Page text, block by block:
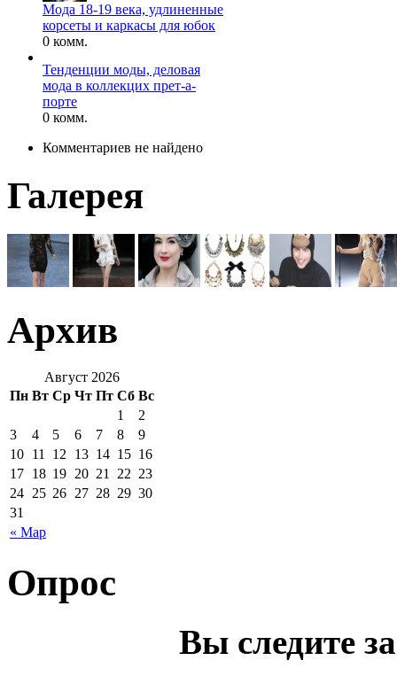
Мода 18-19 века, удлиненные
корсеты и каркасы для юбок
0 комм.
Тенденции моды, деловая
мода в коллекцих прет-а-
порте
0 комм.
Комментариев не найдено
Галерея
Архив
Август 2026
Пн Вт Ср Чт Пт Сб Вс
« Мар
1
2
3
4 5 6 7 8
9
10 11 12 13 14 15 16
17 18 19 20 21 22 23
24 25 26 27 28 29 30
31
Опрос
Вы следите